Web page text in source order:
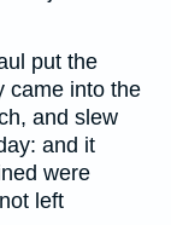
put the
came into the
and slew
and it
were
left